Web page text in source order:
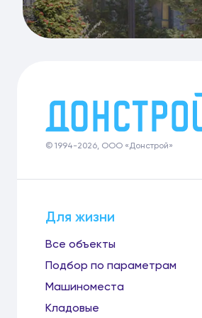
© 1994-2026, ООО «Донстрой»
Для жизни
Все объекты
Подбор по параметрам
Машиноместа
Кладовые